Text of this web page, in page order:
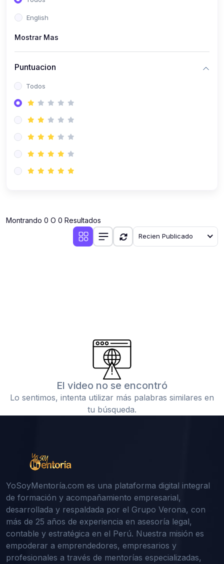
Contabilidad
Derecho y Legislación
Emprendedores
English
Mostrar Mas
Puntuacion
Todos
Montrando 0 O 0 Resultados
Recien Publicado
El video no se encontró
Lo sentimos, intenta utilizar más palabras similares en
tu búsqueda.
YoSoyMentoría.com es una plataforma digital integral
de formación y acompañamiento empresarial,
desarrollada y respaldada por el Grupo Verona, con
más de 25 años de experiencia en asesoría legal,
contable y estratégica en el Perú. Nuestra misión es
empoderar a emprendedores, empresarios y
profesionales a través de mentorías especializadas,